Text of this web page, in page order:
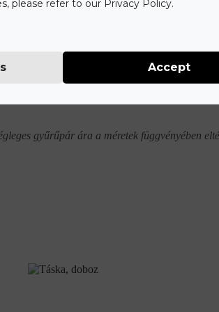
gyűrűpár ára a méretek függvényében
please refer to our Privacy Policy.
Accept